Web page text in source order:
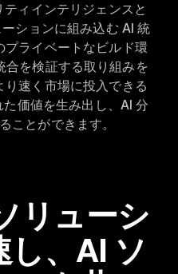
ィインテリジェンスと
ションに組み込む AI 統
ライベートなビルド環
を検証する取り組みを
速く市場に投入できる
価値を生み出し、AI 分
ことができます。
リューシ
し、AI ソ